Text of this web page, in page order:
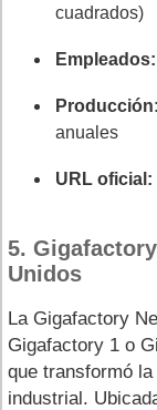
cuadrados)
Empleados:
Producción:
anuales
URL oficial:
5.
Unidos
La Gigafactory
Gigafactory 1 o
que transformó
industrial.